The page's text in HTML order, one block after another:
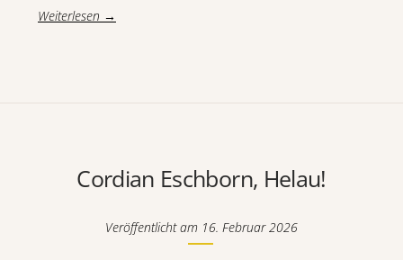
Weiterlesen →
Cordian Eschborn, Helau!
Veröffentlicht am 16. Februar 2026